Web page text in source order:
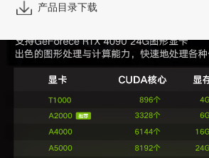
产品目录下载